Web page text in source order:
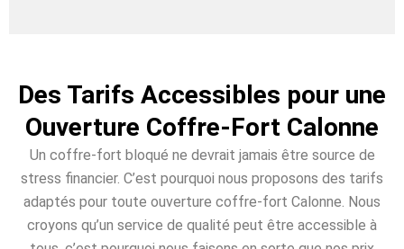
Des Tarifs Accessibles pour une
Ouverture Coffre-Fort Calonne
Un coffre-fort bloqué ne devrait jamais être source de
stress financier. C’est pourquoi nous proposons des tarifs
adaptés pour toute ouverture coffre-fort Calonne. Nous
croyons qu’un service de qualité peut être accessible à